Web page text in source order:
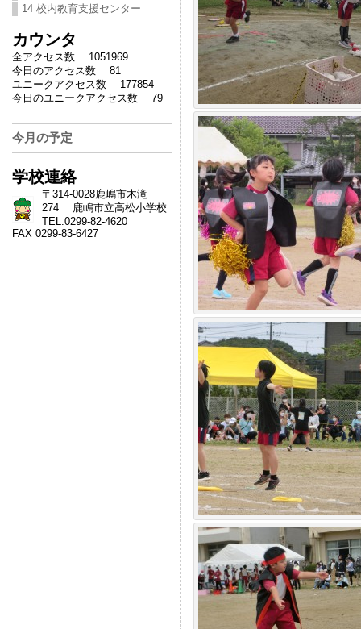
14 校内教育支援センター
カウンタ
全アクセス数 1051969
今日のアクセス数 81
ユニークアクセス数 177854
今日のユニークアクセス数 79
今月の予定
学校連絡
〒314-0028鹿嶋市木滝
274 鹿嶋市立高松小学校
TEL.0299-82-4620
FAX 0299-83-6427